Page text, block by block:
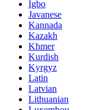
Igbo
Javanese
Kannada
Kazakh
Khmer
Kurdish
Kyrgyz
Latin
Latvian
Lithuanian